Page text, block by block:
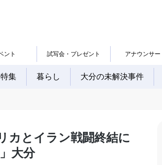
ント 試写会・プレゼント アナウンサー
特集 暮らし 大分の未解決事件
カとイラン戦闘終結に
大分